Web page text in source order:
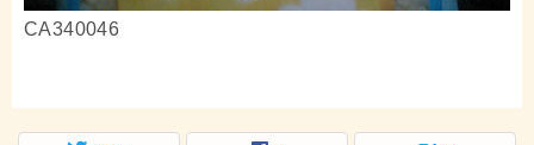
CA340046